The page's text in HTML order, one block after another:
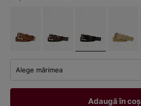
Alege mărimea
Adaugă în coș